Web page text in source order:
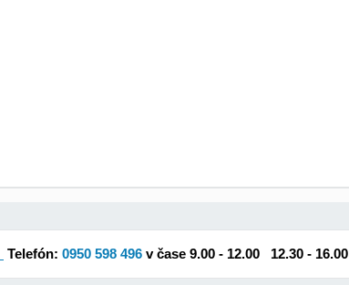
Telefón: 0950 598 496 v čase 9.00 - 12.00 12.30 - 16.00